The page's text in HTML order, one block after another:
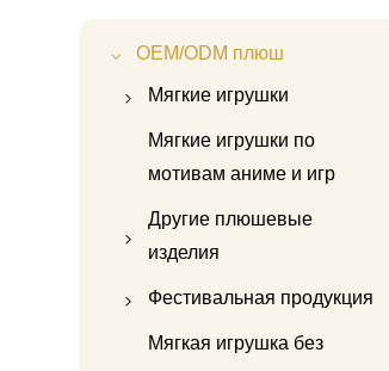
OEM/ODM плюш
Мягкие игрушки
Плюшевая игрушка
Капибара
Плюшевая игрушка
«Хайлендская корова»
Плюшевая панда
Плюшевый единорог
Мягкие игрушки по
мотивам аниме и игр
Другие плюшевые
изделия
Плюшевый мишка
Аксессуары для
Фестивальная продукция
Рождественские
Мягкая игрушка без